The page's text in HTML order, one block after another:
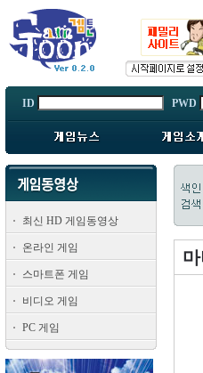
ID PWD
최신 HD 게임동영상
온라인 게임
스마트폰 게임
비디오 게임
PC 게임